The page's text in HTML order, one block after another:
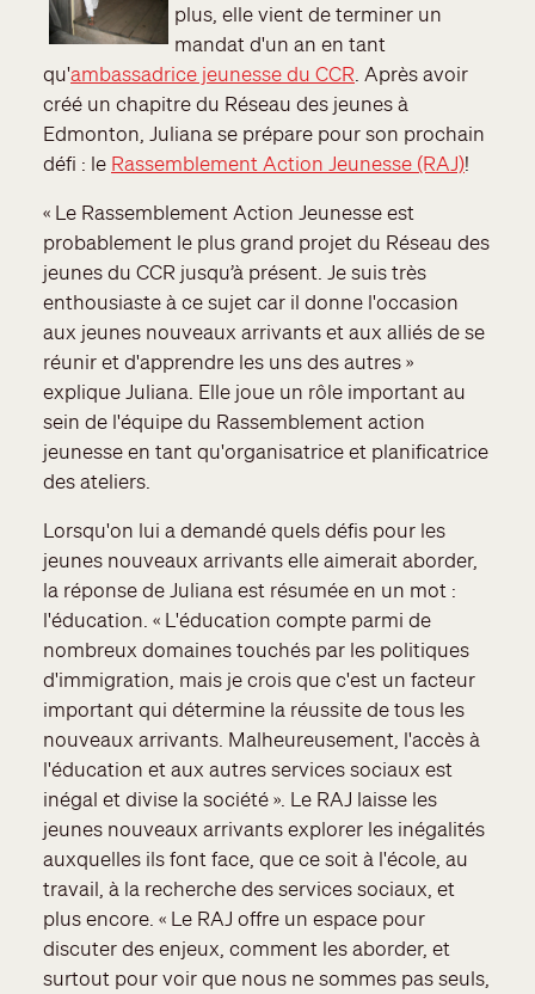
plus, elle vient de terminer un
mandat d'un an en tant
qu'ambassadrice jeunesse du CCR. Après avoir
créé un chapitre du Réseau des jeunes à
Edmonton, Juliana se prépare pour son prochain
défi : le Rassemblement Action Jeunesse (RAJ)!
« Le Rassemblement Action Jeunesse est
probablement le plus grand projet du Réseau des
jeunes du CCR jusqu’à présent. Je suis très
enthousiaste à ce sujet car il donne l'occasion
aux jeunes nouveaux arrivants et aux alliés de se
réunir et d'apprendre les uns des autres »
explique Juliana. Elle joue un rôle important au
sein de l'équipe du Rassemblement action
jeunesse en tant qu'organisatrice et planificatrice
des ateliers.
Lorsqu'on lui a demandé quels défis pour les
jeunes nouveaux arrivants elle aimerait aborder,
la réponse de Juliana est résumée en un mot :
l'éducation. « L'éducation compte parmi de
nombreux domaines touchés par les politiques
d'immigration, mais je crois que c'est un facteur
important qui détermine la réussite de tous les
nouveaux arrivants. Malheureusement, l'accès à
l'éducation et aux autres services sociaux est
inégal et divise la société ». Le RAJ laisse les
jeunes nouveaux arrivants explorer les inégalités
auxquelles ils font face, que ce soit à l'école, au
travail, à la recherche des services sociaux, et
plus encore. « Le RAJ offre un espace pour
discuter des enjeux, comment les aborder, et
surtout pour voir que nous ne sommes pas seuls,